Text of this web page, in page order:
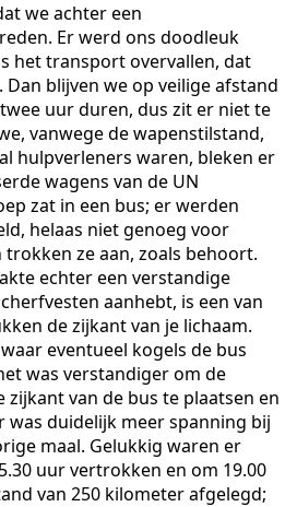
we achter een
Er werd ons doodleuk
het transport overvallen, dat
blijven we op veilige afstand
uur duren, dus zit er niet te
vanwege de wapenstilstand,
hulpverleners waren, bleken er
wagens van de UN
zat in een bus; er werden
helaas niet genoeg voor
trokken ze aan, zoals behoort.
echter een verstandige
aanhebt, is een van
de zijkant van je lichaam.
eventueel kogels de bus
was verstandiger om de
zijkant van de bus te plaatsen en
was duidelijk meer spanning bij
maal. Gelukkig waren er
uur vertrokken en om 19.00
van 250 kilometer afgelegd;